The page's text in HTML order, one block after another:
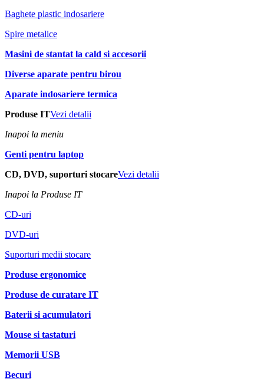
Baghete plastic indosariere
Spire metalice
Masini de stantat la cald si accesorii
Diverse aparate pentru birou
Aparate indosariere termica
Produse ITVezi detalii
Inapoi la meniu
Genti pentru laptop
CD, DVD, suporturi stocareVezi detalii
Inapoi la Produse IT
CD-uri
DVD-uri
Suporturi medii stocare
Produse ergonomice
Produse de curatare IT
Baterii si acumulatori
Mouse si tastaturi
Memorii USB
Becuri